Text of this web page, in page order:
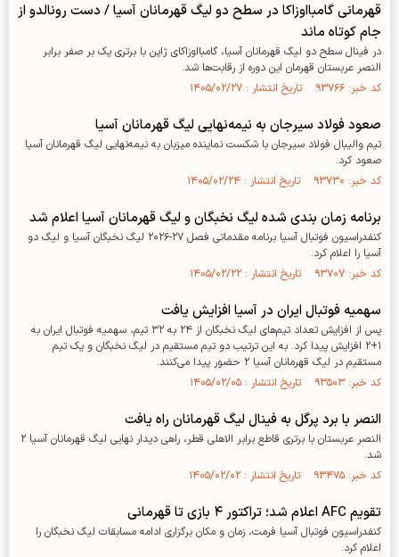
قهرمانی گامبااوزاکا در سطح دو لیگ قهرمانان آسیا / دست رونالدو از
جام کوتاه ماند
در فینال سطح دو لیگ قهرمانان آسیا، گامبااوزاکای ژاپن با برتری یک بر صفر برابر
النصر عربستان قهرمان این دوره از رقابت‌ها شد.
کد خبر: ۹۳۷۶۶ تاریخ انتشار : ۱۴۰۵/۰۲/۲۷
صعود فولاد سیرجان به نیمه‌نهایی لیگ قهرمانان آسیا
تیم والیبال فولاد سیرجان با شکست نماینده میزبان به نیمه‌نهایی لیگ قهرمانان آسیا
صعود کرد.
کد خبر: ۹۳۷۳۰ تاریخ انتشار : ۱۴۰۵/۰۲/۲۴
برنامه زمان بندی شده لیگ نخبگان و لیگ قهرمانان آسیا اعلام شد
کنفدراسیون فوتبال آسیا برنامه مقدماتی فصل ۲۷-۲۰۲۶ لیگ نخبگان آسیا و لیگ دو
آسیا را اعلام کرد.
کد خبر: ۹۳۷۰۷ تاریخ انتشار : ۱۴۰۵/۰۲/۲۲
سهمیه فوتبال ایران در آسیا افزایش یافت
پس از افزایش تعداد تیم‌های لیگ نخبگان از ۲۴ به ۳۲ تیم، سهمیه فوتبال ایران به
۱+۲ افزایش پیدا کرد. به این ترتیب دو تیم مستقیم در لیگ نخبگان و یک تیم
مستقیم در لیگ قهرمانان آسیا ۲ حضور پیدا می‌کنند.
کد خبر: ۹۳۵۰۳ تاریخ انتشار : ۱۴۰۵/۰۲/۰۵
النصر با برد پرگل به فینال لیگ قهرمانان راه یافت
النصر عربستان با برتری قاطع برابر الاهلی قطر، راهی دیدار نهایی لیگ قهرمانان آسیا ۲
شد.
کد خبر: ۹۳۴۷۵ تاریخ انتشار : ۱۴۰۵/۰۲/۰۲
تقویم AFC اعلام شد؛ تراکتور ۴ بازی تا قهرمانی
کنفدراسیون فوتبال آسیا فرمت، زمان و مکان برگزاری ادامه مسابقات لیگ نخبگان را
اعلام کرد.